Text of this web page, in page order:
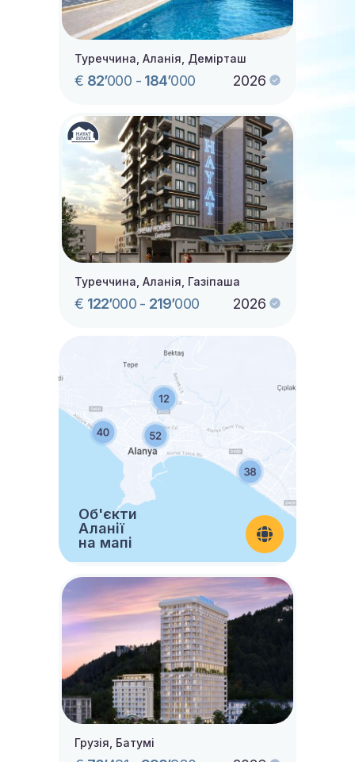
Об'єкти
Аланії
на мапі
Туреччина, Аланія, Демірташ
€ 82’000 - 184’000 2026
Туреччина, Аланія, Газіпаша
€ 122’000 - 219’000 2026
Грузія, Батумі